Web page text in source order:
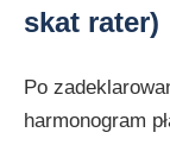
skat rater)
Po
harmonogram